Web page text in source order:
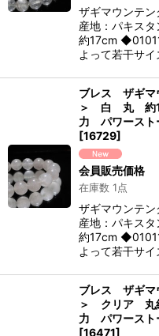
ザギマウンテン
産地：パキス
約17cm
よって若干サ
ブレス ザギマ
＞ 白 丸 約
力 パワース
[16729]
会員販売価格
在庫数 1点
ザギマウンテン
産地：パキス
約17cm
よって若干サ
ブレス ザギマ
＞ クリア 丸
力 パワース
[16471]